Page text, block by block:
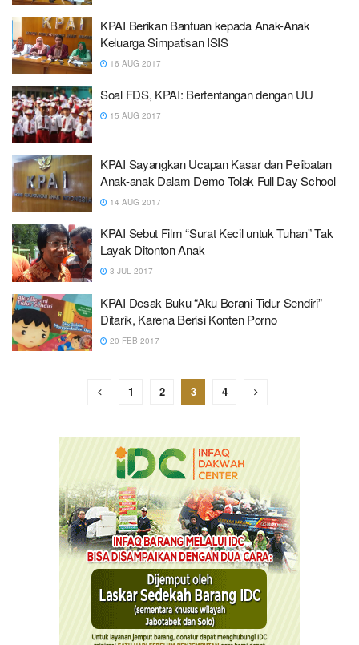
KPAI Berikan Bantuan kepada Anak-Anak
Keluarga Simpatisan ISIS
16 AUG 2017
Soal FDS, KPAI: Bertentangan dengan UU
15 AUG 2017
KPAI Sayangkan Ucapan Kasar dan Pelibatan
Anak-anak Dalam Demo Tolak Full Day School
14 AUG 2017
KPAI Sebut Film “Surat Kecil untuk Tuhan” Tak
Layak Ditonton Anak
3 JUL 2017
KPAI Desak Buku “Aku Berani Tidur Sendiri”
Ditarik, Karena Berisi Konten Porno
20 FEB 2017
1 2 3 4